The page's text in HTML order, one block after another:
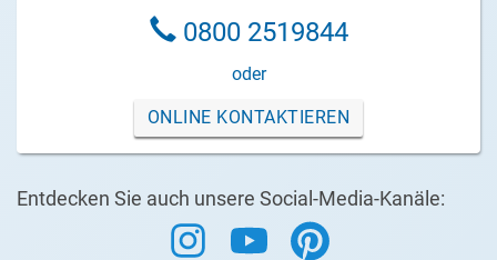
0800 2519844
oder
ONLINE KONTAKTIEREN
Entdecken Sie auch unsere Social-Media-Kanäle: